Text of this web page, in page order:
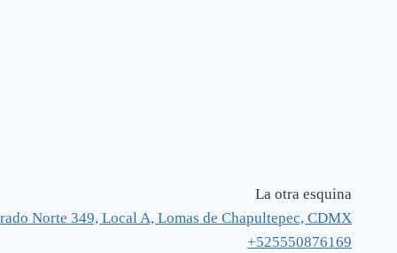
La otra esquina
Norte 349, Local A, Lomas de Chapultepec, CDMX
+525550876169